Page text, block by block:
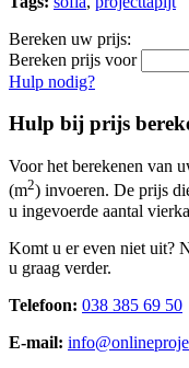
Bereken uw prijs:
Bereken prijs voor
Hulp nodig?
Hulp bij prijs
Voor het berekenen van
(m2) invoeren. De prijs
u ingevoerde aantal
Komt u er even niet uit?
u graag verder.
Telefoon: 038 385 69 50
E-mail: